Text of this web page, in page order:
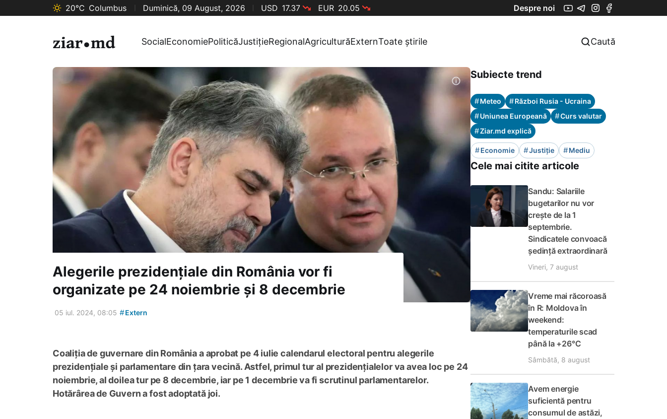
20°C Columbus Duminică, 09 August, 2026 USD 17.37 EUR 20.05 Despre noi
SocialEconomiePoliticăJustițieRegionalAgriculturăExternToate știrile Caută
Alegerile prezidențiale din România vor fi
organizate pe 24 noiembrie și 8 decembrie
05 iul. 2024, 08:05 #Extern
Coaliția de guvernare din România a aprobat pe 4 iulie calendarul electoral pentru alegerile
prezidențiale și parlamentare din țara vecină. Astfel, primul tur al prezidențialelor va avea loc pe 24
noiembrie, al doilea tur pe 8 decembrie, iar pe 1 decembrie va fi scrutinul parlamentarelor.
Hotărârea de Guvern a fost adoptată joi.
Subiecte trend
#Meteo #Război Rusia - Ucraina
#Uniunea Europeană #Curs valutar
#Ziar.md explică
#Economie #Justiție #Mediu
Cele mai citite articole
Sandu: Salariile
bugetarilor nu vor
crește de la 1
septembrie.
Sindicatele convoacă
ședință extraordinară
Vineri, 7 august
Vreme mai răcoroasă
în R: Moldova în
weekend:
temperaturile scad
până la +26°C
Sâmbătă, 8 august
Avem energie
suficientă pentru
consumul de astăzi,